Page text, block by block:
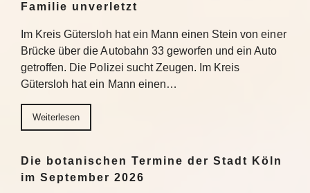
Familie unverletzt
Im Kreis Gütersloh hat ein Mann einen Stein von einer
Brücke über die Autobahn 33 geworfen und ein Auto
getroffen. Die Polizei sucht Zeugen. Im Kreis
Gütersloh hat ein Mann einen…
Weiterlesen
Die botanischen Termine der Stadt Köln
im September 2026